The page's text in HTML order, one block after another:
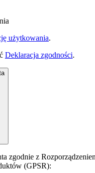
użytkowania.
Deklaracja zgodności.
zgodnie z
(GPSR):